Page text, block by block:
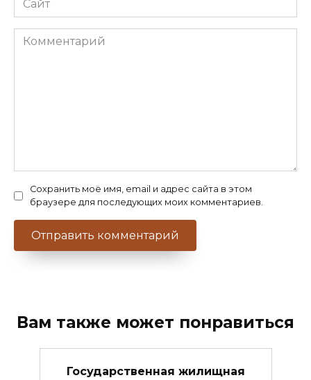
Комментарий
Сохранить моё имя, email и адрес сайта в этом
браузере для последующих моих комментариев.
Вам также может понравиться
Государственная жилищная